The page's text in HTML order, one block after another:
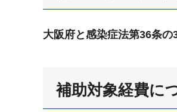
大阪府と感染症法第36条
補助対象経費に